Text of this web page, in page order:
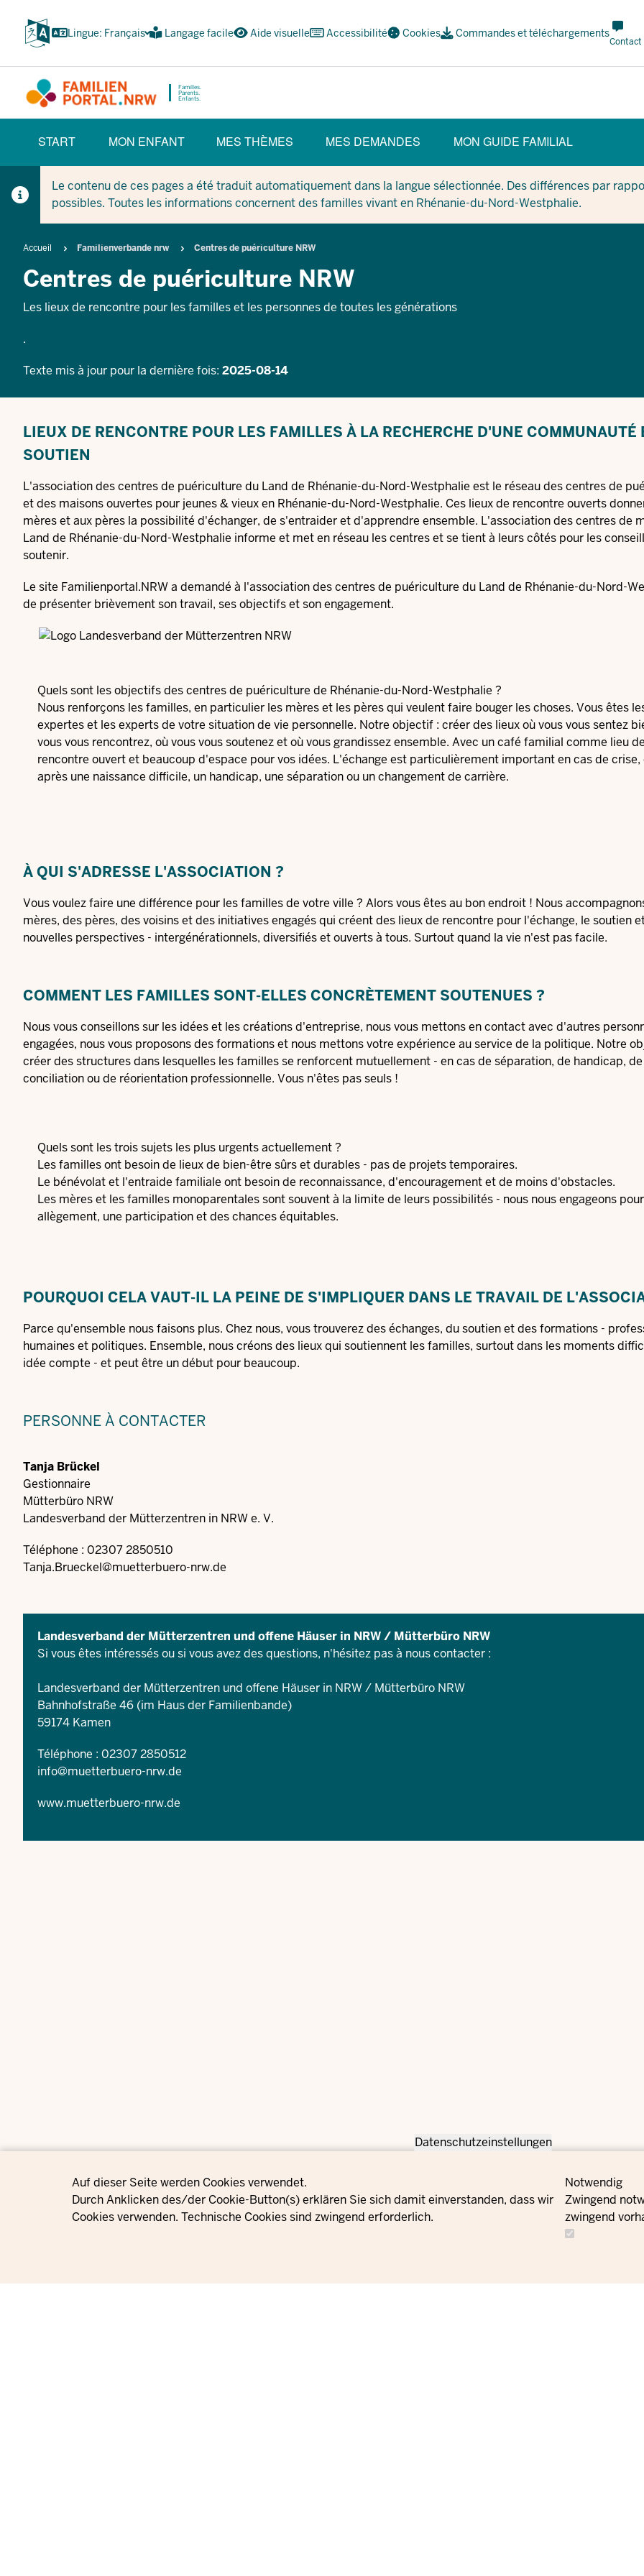
Privacy settings
Datenschutzeinstellungen
Auf dieser Seite werden Cookies verwendet.
Durch Anklicken des/der Cookie-Button(s) erklären Sie sich damit einverstanden, dass wir
Cookies verwenden. Technische Cookies sind zwingend erforderlich.
Notwendig
Zwingend
zwingend
principal
Lingue: Français Langage facile Aide visuelle Accessibilité Cookies Commandes et téléchargements Meta
Navi
Contact
Familles.
Parents.
Enfants.
(BÜRGERBEREICH)
START MON ENFANT MES THÈMES MES DEMANDES MON GUIDE FAMILIAL
Le contenu de ces pages a été traduit automatiquement dans la langue sélectionnée. Des différences par
possibles. Toutes les informations concernent des familles vivant en Rhénanie-du-Nord-Westphalie.
Breadcrumb
Accueil Familienverbande nrw Centres de puériculture NRW
Centres de puériculture NRW
Les lieux de rencontre pour les familles et les personnes de toutes les générations
.
Texte mis à jour pour la dernière fois: 2025-08-14
LIEUX DE RENCONTRE POUR LES FAMILLES À LA RECHERCHE D'UNE COMMUNAUTÉ
SOUTIEN
L'association des centres de puériculture du Land de Rhénanie-du-Nord-Westphalie est le réseau des centres de
et des maisons ouvertes pour jeunes & vieux en Rhénanie-du-Nord-Westphalie. Ces lieux de rencontre ouverts
mères et aux pères la possibilité d'échanger, de s'entraider et d'apprendre ensemble. L'association des centres de
Land de Rhénanie-du-Nord-Westphalie informe et met en réseau les centres et se tient à leurs côtés pour les
soutenir.
Le site Familienportal.NRW a demandé à l'association des centres de puériculture du Land de Rhénanie-du-Nord-
de présenter brièvement son travail, ses objectifs et son engagement.
Quels sont les objectifs des centres de puériculture de Rhénanie-du-Nord-Westphalie ?
Nous renforçons les familles, en particulier les mères et les pères qui veulent faire bouger les choses. Vous êtes
expertes et les experts de votre situation de vie personnelle. Notre objectif : créer des lieux où vous vous sentez
vous vous rencontrez, où vous vous soutenez et où vous grandissez ensemble. Avec un café familial comme lieu de
rencontre ouvert et beaucoup d'espace pour vos idées. L'échange est particulièrement important en cas de
après une naissance difficile, un handicap, une séparation ou un changement de carrière.
À QUI S'ADRESSE L'ASSOCIATION ?
Vous voulez faire une différence pour les familles de votre ville ? Alors vous êtes au bon endroit ! Nous
mères, des pères, des voisins et des initiatives engagés qui créent des lieux de rencontre pour l'échange, le soutien
nouvelles perspectives - intergénérationnels, diversifiés et ouverts à tous. Surtout quand la vie n'est pas facile.
COMMENT LES FAMILLES SONT-ELLES CONCRÈTEMENT SOUTENUES ?
Nous vous conseillons sur les idées et les créations d'entreprise, nous vous mettons en contact avec d'autres
engagées, nous vous proposons des formations et nous mettons votre expérience au service de la politique. Notre
créer des structures dans lesquelles les familles se renforcent mutuellement - en cas de séparation, de handicap, de
conciliation ou de réorientation professionnelle. Vous n'êtes pas seuls !
Quels sont les trois sujets les plus urgents actuellement ?
Les familles ont besoin de lieux de bien-être sûrs et durables - pas de projets temporaires.
Le bénévolat et l'entraide familiale ont besoin de reconnaissance, d'encouragement et de moins d'obstacles.
Les mères et les familles monoparentales sont souvent à la limite de leurs possibilités - nous nous engageons
allègement, une participation et des chances équitables.
POURQUOI CELA VAUT-IL LA PEINE DE S'IMPLIQUER DANS LE TRAVAIL DE
Parce qu'ensemble nous faisons plus. Chez nous, vous trouverez des échanges, du soutien et des formations -
humaines et politiques. Ensemble, nous créons des lieux qui soutiennent les familles, surtout dans les moments
idée compte - et peut être un début pour beaucoup.
PERSONNE À CONTACTER
Tanja Brückel
Gestionnaire
Mütterbüro NRW
Landesverband der Mütterzentren in NRW e. V.
Téléphone : 02307 2850510
Tanja.Brueckel@muetterbuero-nrw.de
Landesverband der Mütterzentren und offene Häuser in NRW / Mütterbüro NRW
Si vous êtes intéressés ou si vous avez des questions, n'hésitez pas à nous contacter :
Landesverband der Mütterzentren und offene Häuser in NRW / Mütterbüro NRW
Bahnhofstraße 46 (im Haus der Familienbande)
59174 Kamen
Téléphone : 02307 2850512
info@muetterbuero-nrw.de
www.muetterbuero-nrw.de